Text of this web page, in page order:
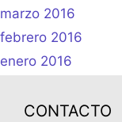
marzo 2016
febrero 2016
enero 2016
CONTACTO